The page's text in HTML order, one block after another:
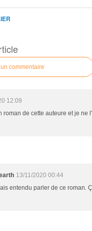
commentaire
12:09
roman de cette auteure et je ne
13/11/2020 00:44
entendu parler de ce roman.